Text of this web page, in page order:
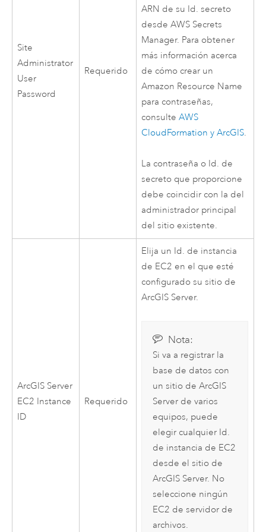
Site
Administrator
User
Password
Requerido
ARN de su Id. secreto
desdeAWS Secrets
Manager. Para obtener
más información acerca
de cómo crear un
Amazon Resource Name
para contraseñas,
consulteAWS
CloudFormation y ArcGIS.
La contraseña o Id. de
secreto que proporcione
debe coincidir con la del
administrador principal
del sitio existente.
ArcGIS Server
EC2 Instance
ID
Requerido
Elija un Id. de instancia
de EC2 en el que esté
configurado su sitio de
ArcGIS Server.
Nota:
Si va a registrar la
base de datos con
un sitio de ArcGIS
Serverde varios
equipos, puede
elegir cualquier Id.
de instancia de EC2
desde el sitio de
ArcGIS Server. No
seleccione ningún
EC2 de servidor de
archivos.